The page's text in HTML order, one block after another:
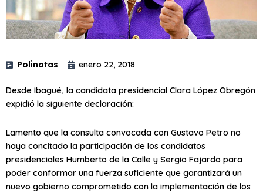
Polinotas enero 22, 2018
Desde Ibagué, la candidata presidencial Clara López Obregón
expidió la siguiente declaración:
Lamento que la consulta convocada con Gustavo Petro no
haya concitado la participación de los candidatos
presidenciales Humberto de la Calle y Sergio Fajardo para
poder conformar una fuerza suficiente que garantizará un
nuevo gobierno comprometido con la implementación de los